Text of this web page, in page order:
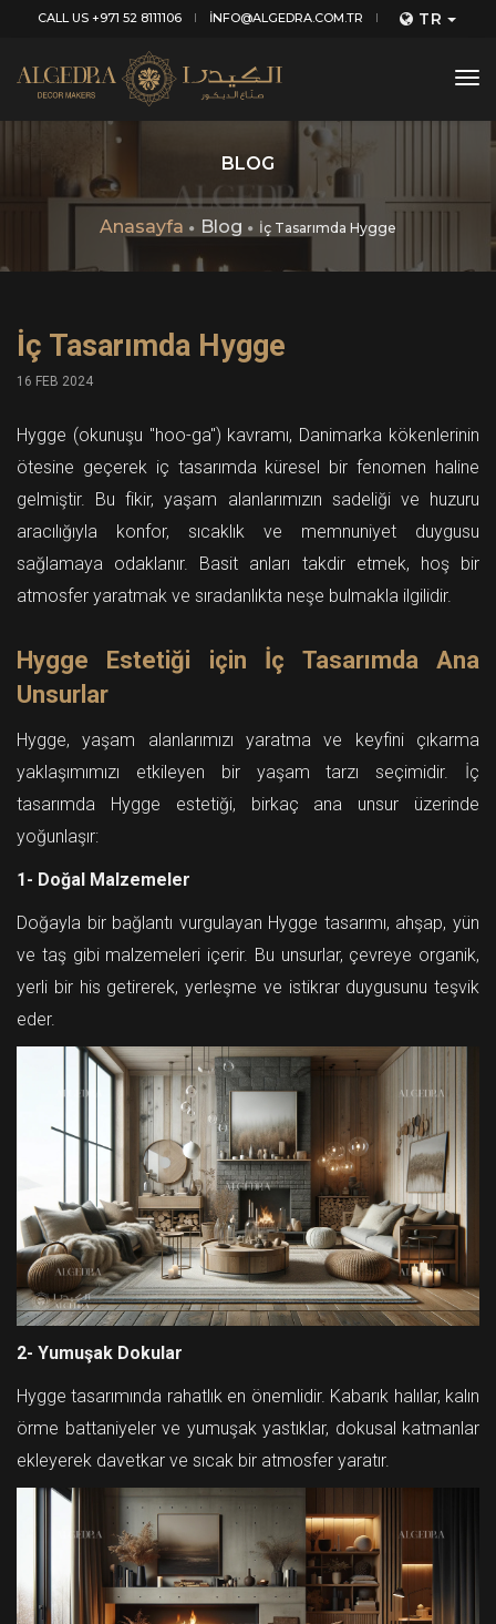
CALL US +971 52 8111106 INFO@ALGEDRA.COM.TR TR
BLOG
Anasayfa Blog İç Tasarımda Hygge
İç Tasarımda Hygge
16 FEB 2024
Hygge (okunuşu "hoo-ga") kavramı, Danimarka kökenlerinin
ötesine geçerek iç tasarımda küresel bir fenomen haline
gelmiştir. Bu fikir, yaşam alanlarımızın sadeliği ve huzuru
aracılığıyla konfor, sıcaklık ve memnuniyet duygusu
sağlamaya odaklanır. Basit anları takdir etmek, hoş bir
atmosfer yaratmak ve sıradanlıkta neşe bulmakla ilgilidir.
Hygge Estetiği için İç Tasarımda Ana
Unsurlar
Hygge, yaşam alanlarımızı yaratma ve keyfini çıkarma
yaklaşımımızı etkileyen bir yaşam tarzı seçimidir. İç
tasarımda Hygge estetiği, birkaç ana unsur üzerinde
yoğunlaşır:
1- Doğal Malzemeler
Doğayla bir bağlantı vurgulayan Hygge tasarımı, ahşap, yün
ve taş gibi malzemeleri içerir. Bu unsurlar, çevreye organik,
yerli bir his getirerek, yerleşme ve istikrar duygusunu teşvik
eder.
2- Yumuşak Dokular
Hygge tasarımında rahatlık en önemlidir. Kabarık halılar, kalın
örme battaniyeler ve yumuşak yastıklar, dokusal katmanlar
ekleyerek davetkar ve sıcak bir atmosfer yaratır.